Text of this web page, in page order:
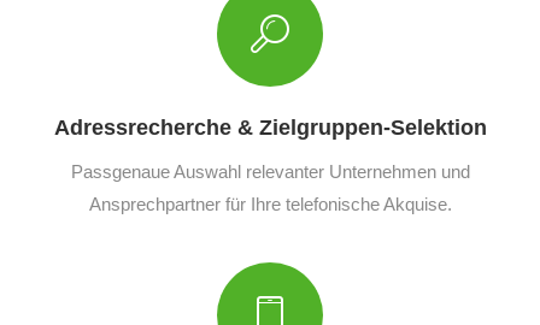
Adressrecherche & Zielgruppen-Selektion
Passgenaue Auswahl relevanter Unternehmen und
Ansprechpartner für Ihre telefonische Akquise.